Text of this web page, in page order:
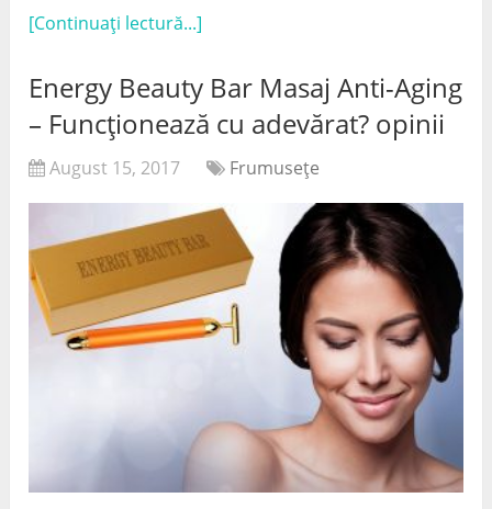
[Continuați lectură...]
Energy Beauty Bar Masaj Anti-Aging
– Funcționează cu adevărat? opinii
August 15, 2017 Frumuseţe